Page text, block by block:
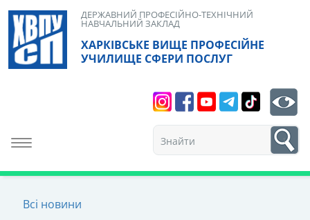
Skip
content
ХАРКІВСЬКЕ ВИЩЕ ПРОФЕСІЙНЕ
УЧИЛИЩЕ СФЕРИ ПОСЛУГ
ДЕРЖАВНИЙ ПРОФЕСІЙНО-ТЕХНІЧНИЙ
НАВЧАЛЬНИЙ ЗАКЛАД
Toggle navigation
1
Всі новини